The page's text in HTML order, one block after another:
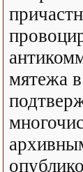
мятежа